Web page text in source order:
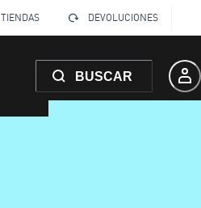
TIENDAS DEVOLUCIONES
BUSCAR